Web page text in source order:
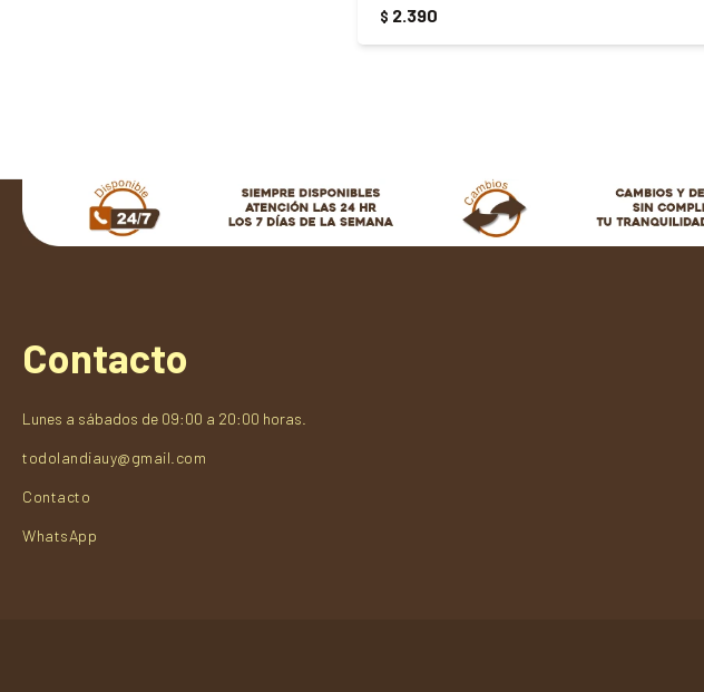
$ 2.390
Contacto
Lunes a sábados de 09:00 a 20:00 horas.
todolandiauy@gmail.com
Contacto
WhatsApp